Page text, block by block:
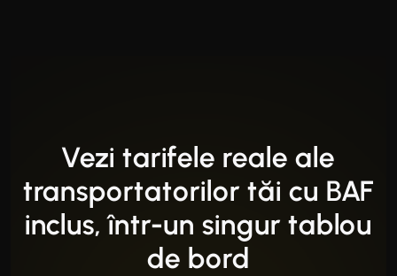
Vezi tarifele reale ale
transportatorilor tăi cu BAF
inclus, într-un singur tablou
de bord